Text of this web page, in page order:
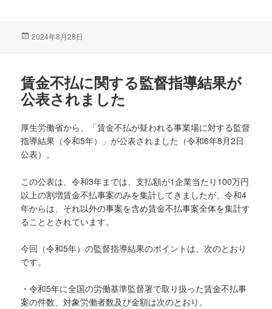
投
2024年8月28日
賃金不払に関する監督指導結果が
公表されました
厚生労働省から、「賃金不払が疑われる事業場に対する監督
指導結果（令和5年）」が公表されました（令和6年8月2日
公表）。
この公表は、令和3年までは、支払額が1企業当たり100万円
以上の割増賃金不払事案のみを集計してきましたが、令和4
年からは、それ以外の事案を含め賃金不払事案全体を集計す
ることとされています。
今回（令和5年）の監督指導結果のポイントは、次のとおり
です。
・令和5年に全国の労働基準監督署で取り扱った賃金不払事
案の件数、対象労働者数及び金額は次のとおり。